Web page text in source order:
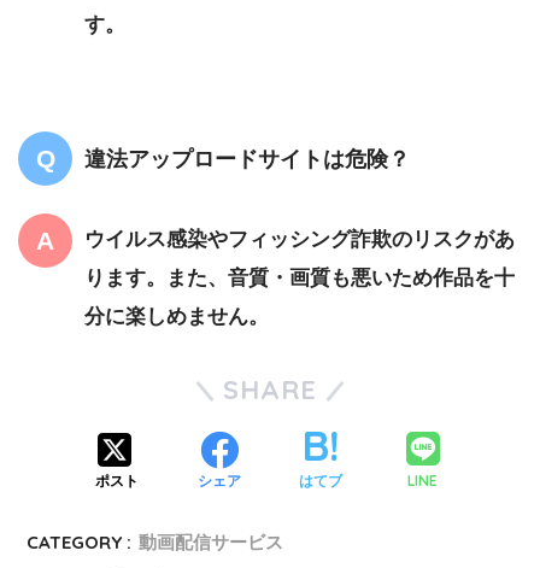
す。
違法アップロードサイトは危険？
ウイルス感染やフィッシング詐欺のリスクがあ
ります。また、音質・画質も悪いため作品を十
分に楽しめません。
SHARE
ポスト シェア はてブ LINE
CATEGORY : 動画配信サービス